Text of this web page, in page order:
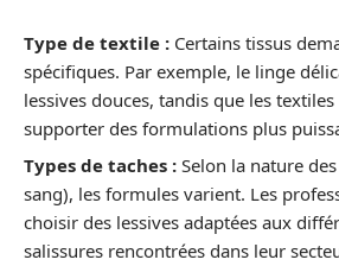
Type de textile : Certains tissus
spécifiques. Par exemple, le linge
lessives douces, tandis que les
supporter des formulations plus
Types de taches : Selon la nature
sang), les formules varient. Les
choisir des lessives adaptées aux
salissures rencontrées dans leur